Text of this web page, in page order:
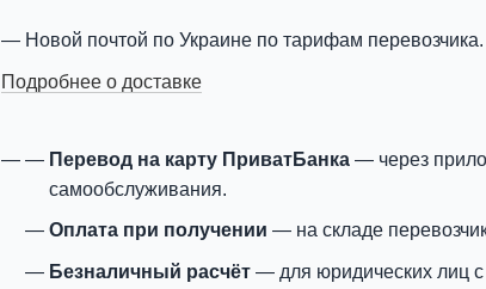
Новой почтой по Украине по тарифам перевозчика.
Подробнее о доставке
Перевод на карту ПриватБанка — через
самообслуживания.
Оплата при получении — на складе
Безналичный расчёт — для юридических лиц